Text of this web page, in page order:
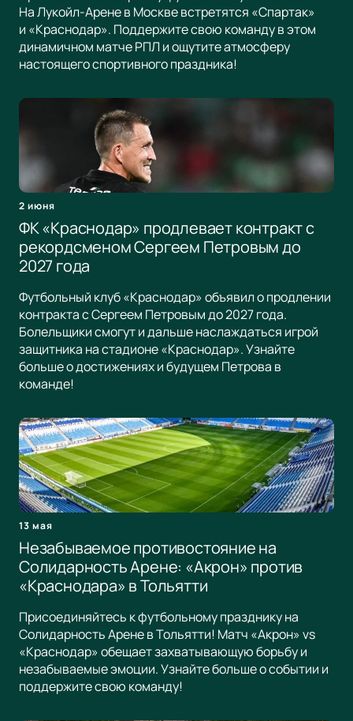
На Лукойл-Арене в Москве встретятся «Спартак»
и «Краснодар». Поддержите свою команду в этом
динамичном матче РПЛ и ощутите атмосферу
настоящего спортивного праздника!
2 июня
ФК «Краснодар» продлевает контракт с
рекордсменом Сергеем Петровым до
2027 года
Футбольный клуб «Краснодар» объявил о продлении
контракта с Сергеем Петровым до 2027 года.
Болельщики смогут и дальше наслаждаться игрой
защитника на стадионе «Краснодар». Узнайте
больше о достижениях и будущем Петрова в
команде!
13 мая
Незабываемое противостояние на
Солидарность Арене: «Акрон» против
«Краснодара» в Тольятти
Присоединяйтесь к футбольному празднику на
Солидарность Арене в Тольятти! Матч «Акрон» vs
«Краснодар» обещает захватывающую борьбу и
незабываемые эмоции. Узнайте больше о событии и
поддержите свою команду!